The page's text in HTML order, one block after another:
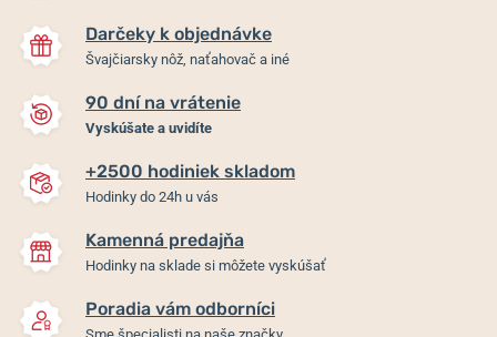
Darčeky k objednávke
Švajčiarsky nôž, naťahovač a iné
90 dní na vrátenie
Vyskúšate a uvidíte
+2500 hodiniek skladom
Hodinky do 24h u vás
Kamenná predajňa
Hodinky na sklade si môžete vyskúšať
Poradia vám odborníci